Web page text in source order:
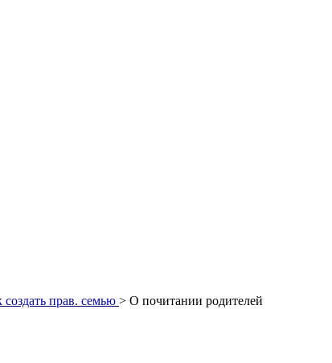
прав. семью > О почитании родителей